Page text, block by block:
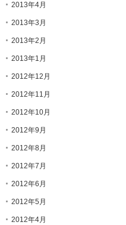
2013年4月
2013年3月
2013年2月
2013年1月
2012年12月
2012年11月
2012年10月
2012年9月
2012年8月
2012年7月
2012年6月
2012年5月
2012年4月